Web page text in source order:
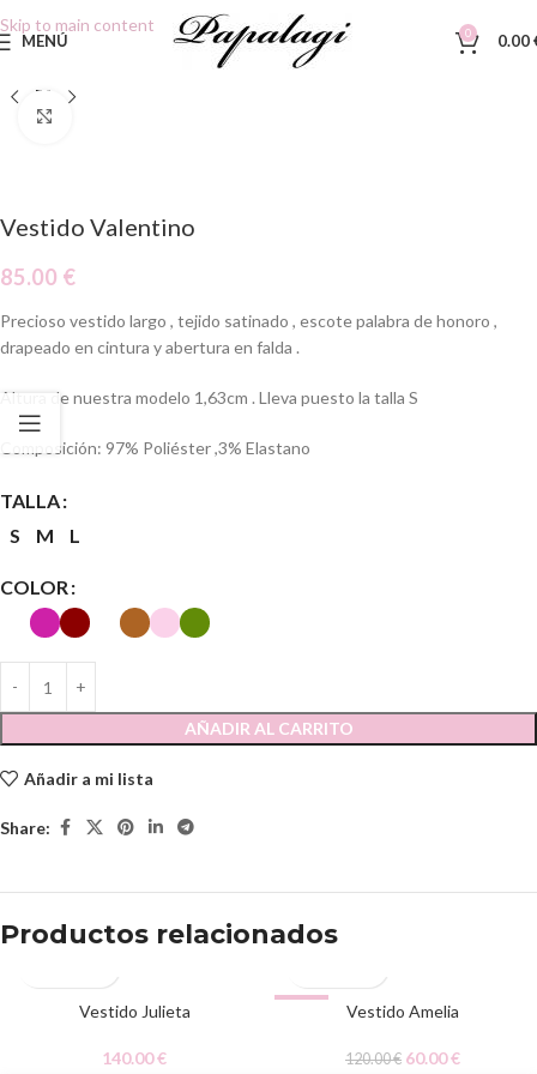
Skip to main content
MENÚ 0 0.00
Vestido Valentino
85.00 €
Precioso vestido largo , tejido satinado , escote palabra de honoro ,
drapeado en cintura y abertura en falda .
Altura de nuestra modelo 1,63cm . Lleva puesto la talla S
Composición: 97% Poliéster ,3% Elastano
TALLA
S
M L
COLOR
AÑADIR AL CARRITO
Añadir a mi lista
Share:
Productos relacionados
AGOTADOVestido Julieta
140.00€
Vestido Amelia
120.00€ 60.00€